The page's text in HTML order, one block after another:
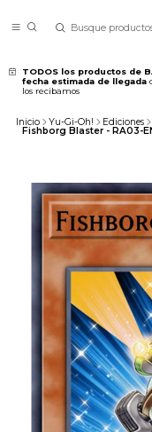
TODOS los productos de
fecha estimada de llegada
los recibamos
Inicio Yu-Gi-Oh! Ediciones
Fishborg Blaster - RA03-